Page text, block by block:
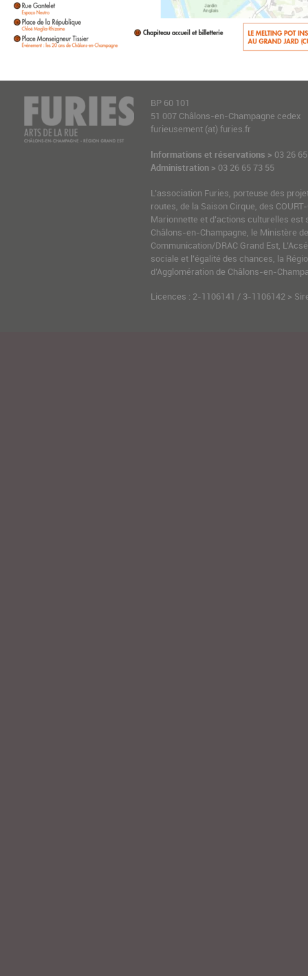
BP 60 101
51 007 Châlons-en-Champagne cedex
furieusement (at) furies.fr
Informations et réservations > 03 26
Administration > 03 26 65 73 55
L’association Furies, porteuse des
routes, de la Saison Cirque, des
Marionnette et d’actions culturelles est
Châlons-en-Champagne, le Ministère
Communication/DRAC Grand Est,
sociale et l’égalité des chances, la
d’Agglomération de Châlons-en-
Licences : 2-1106141 / 3-1106142 >